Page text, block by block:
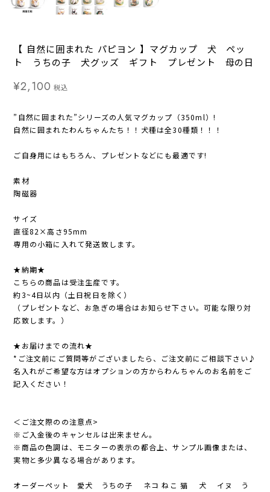
【 自然に囲まれた パピヨン 】マグカップ 犬 ペッ
ト うちの子 犬グッズ ギフト プレゼント 母の日
¥2,100 税込
”自然に囲まれた”シリーズの人気マグカップ（350ml）!
自然に囲まれたわんちゃんたち！！犬種は全30種類！！！
ご自身用にはもちろん、プレゼントなどにも最適です!
素材
陶磁器
サイズ
直径82×高さ95mm
専用の小箱に入れて発送致します。
★納期★
こちらの商品は受注生産です。
約3~4日以内（土日祝日を除く）
（プレゼントなど、お急ぎの場合はお知らせ下さい。可能な限り対
応致します。）
★お届けまでの流れ★
*ご注文前にご質問等がございましたら、ご注文前にご相談下さい♪
名入れがご希望な方はオプションの方からわんちゃんのお名前をご
記入ください！
＜ご注文際のの注意点>
※ご入金後のキャンセルは出来ません。
※商品の色調は、モニターの表示の都合上、サンプル画像または、
実物と多少異なる場合があります。
オーダーペット 愛犬 うちの子 ネコ ねこ 猫 犬 イヌ う